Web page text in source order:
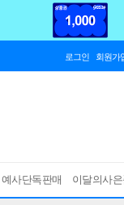
로그인 회원가
예사단독판매 이달의사